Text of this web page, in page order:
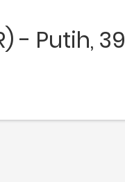
- Putih, 39